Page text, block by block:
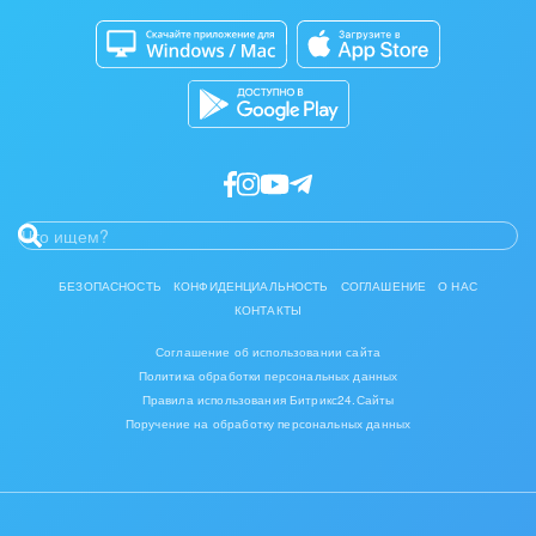
Разработчикам приложений
БЕЗОПАСНОСТЬ КОНФИДЕНЦИАЛЬНОСТЬ СОГЛАШЕНИЕ
О НАС
КОНТАКТЫ
Соглашение об использовании сайта
Политика обработки персональных данных
Правила использования Битрикс24.Сайты
Поручение на обработку персональных данных